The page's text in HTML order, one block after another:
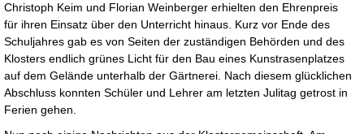
Christoph Keim und Florian Weinberger erhielten den Ehrenpreis
für ihren Einsatz über den Unterricht hinaus. Kurz vor Ende des
Schuljahres gab es von Seiten der zuständigen Behörden und des
Klosters endlich grünes Licht für den Bau eines Kunstrasenplatzes
auf dem Gelände unterhalb der Gärtnerei. Nach diesem glücklichen
Abschluss konnten Schüler und Lehrer am letzten Julitag getrost in
Ferien gehen.